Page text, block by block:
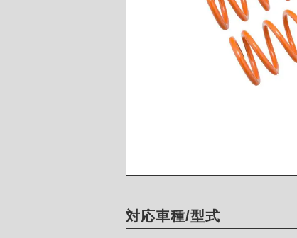
対応車種/型式